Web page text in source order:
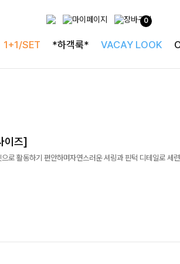
0
1+1/SET *하객룩* VACAY LOOK
이즈]
로 활동하기 편안하며자연스러운 셔링과 핀턱 디테일로 세